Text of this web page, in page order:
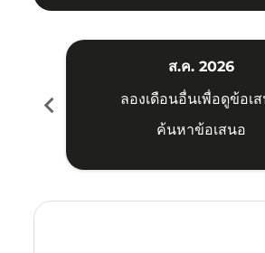
chevron_left
ส.ค. 2026
ลองเดือนอื่นเพื่อดูข้อเ
ค้นหาข้อเสนอ